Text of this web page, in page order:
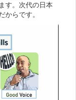
す。次代の日本
からです。